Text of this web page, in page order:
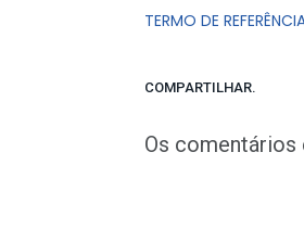
TERMO DE
COMPARTILHAR.
Os comentários